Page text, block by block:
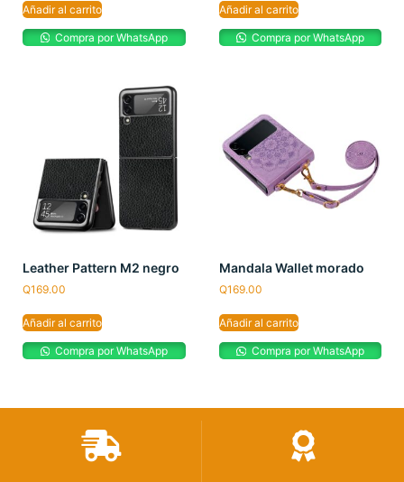
Añadir al carrito
Compra por WhatsApp
Añadir al carrito
Compra por WhatsApp
Leather Pattern M2 negro
Q169.00
Añadir al carrito
Compra por WhatsApp
Mandala Wallet morado
Q169.00
Añadir al carrito
Compra por WhatsApp